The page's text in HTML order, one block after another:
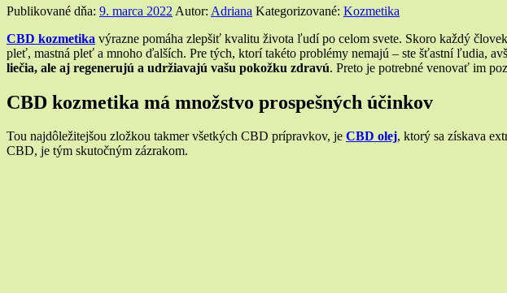
Publikované dňa: 9. marca 2022 Autor: Adriana Kategorizované: Kozmetika
CBD kozmetika výrazne pomáha zlepšiť kvalitu života ľudí po celom svete. Skoro každý
pleť, mastná pleť a mnoho ďalších. Pre tých, ktorí takéto problémy nemajú – ste šťastní ľudia,
liečia, ale aj regenerujú a udržiavajú vašu pokožku zdravú. Preto je potrebné venovať im
CBD kozmetika má množstvo prospešných účinkov
Tou najdôležitejšou zložkou takmer všetkých CBD prípravkov, je CBD olej, ktorý sa získava
CBD, je tým skutočným zázrakom.